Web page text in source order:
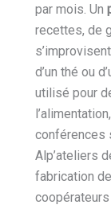
par mois. Un
recettes, de
d’un thé ou
utilisé pour
conférences
Alp’ateliers
fabrication